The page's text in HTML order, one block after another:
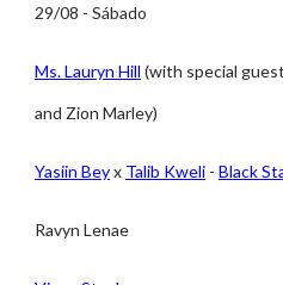
29/08 - Sábado
Ms. Lauryn Hill (with special
and Zion Marley)
Yasiin Beyx Talib Kweli - Black
Ravyn Lenae